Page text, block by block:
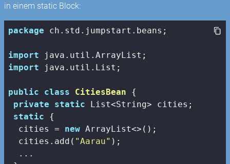
in einem static Block:
package ch.std.jumpstart.beans;
import
import java.util.List;
public class CitiesBean
{
private
static List<String> cities;
static {
  cities =
new ArrayList<>();
  cities.add(
"Aarau" );
  ...